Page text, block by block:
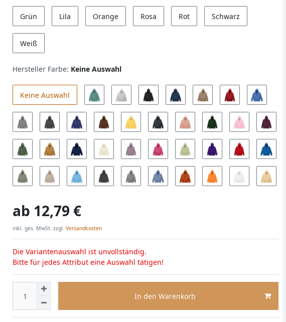
Grün Lila Orange Rosa Rot Schwarz
Weiß
Hersteller Farbe: Keine Auswahl
Keine Auswahl
ab 12,79 €
inkl. ges. MwSt. zzgl. Versandkosten
Die Variantenauswahl ist unvollständig.
Bitte für jedes Attribut eine Auswahl tätigen!
In den Warenkorb